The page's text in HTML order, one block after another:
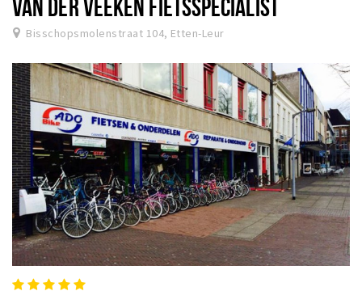
VAN DER VEEKEN FIETSSPECIALIST
Bisschopsmolenstraat 104, Etten-Leur